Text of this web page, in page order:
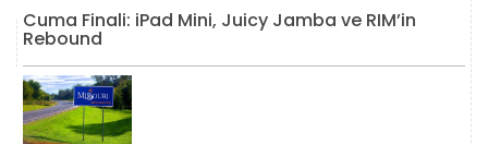
Cuma Finali: iPad Mini, Juicy Jamba ve RIM’in
Rebound